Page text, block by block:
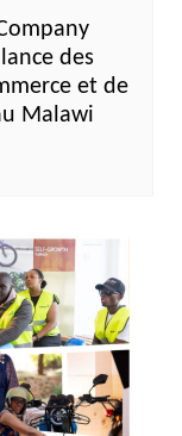
des
et de
Malawi